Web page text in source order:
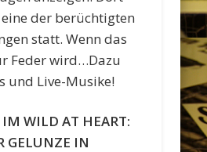
der berüchtigten
statt. Wenn das
Feder wird…Dazu
und Live-Musike!
IM WILD AT HEART:
GELUNZE IN